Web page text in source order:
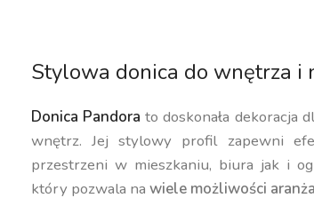
Stylowa donica do wnętrza i
Donica Pandorato doskonała dekoracja
wnętrz. Jej stylowy profil zapewni
przestrzeni w mieszkaniu, biura jak i
który pozwala nawiele możliwości